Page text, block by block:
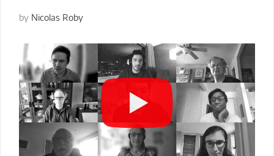
by Nicolas Roby